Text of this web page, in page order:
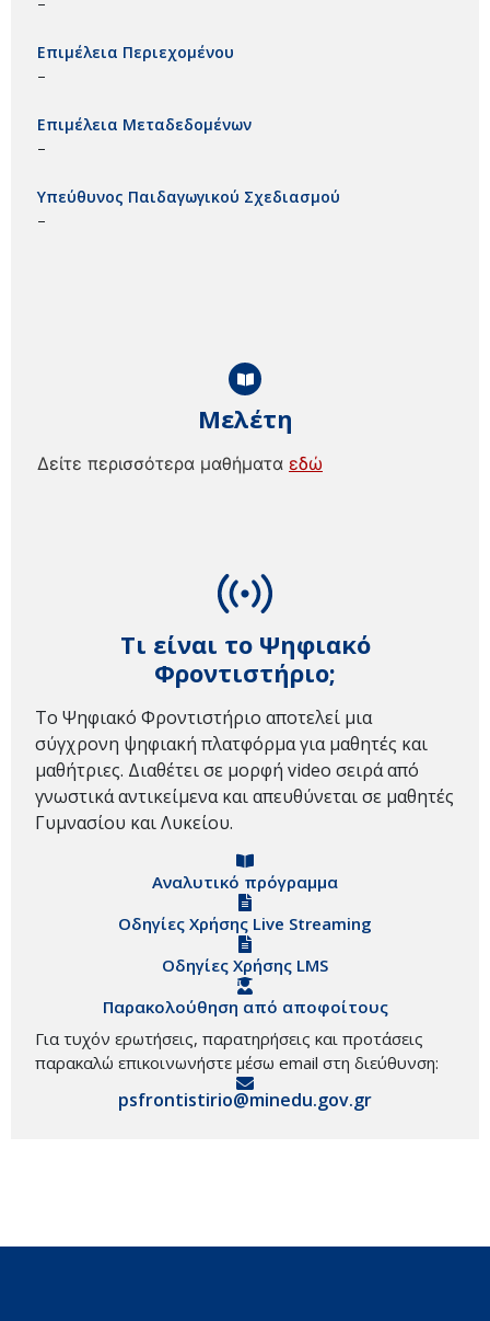
Τι είναι το Ψηφιακό
Φροντιστήριο;
Το Ψηφιακό Φροντιστήριο αποτελεί μια
σύγχρονη ψηφιακή πλατφόρμα για μαθητές και
μαθήτριες. Διαθέτει σε μορφή video σειρά από
γνωστικά αντικείμενα και απευθύνεται σε μαθητές
Γυμνασίου και Λυκείου.
Αναλυτικό πρόγραμμα
Οδηγίες Χρήσης Live Streaming
Οδηγίες Χρήσης LMS
Παρακολούθηση από αποφοίτους
Για τυχόν ερωτήσεις, παρατηρήσεις και προτάσεις
παρακαλώ επικοινωνήστε μέσω email στη διεύθυνση:
psfrontistirio@minedu.gov.gr
Μελέτη
Δείτε περισσότερα μαθήματα εδώ
Επιμέλεια Περιεχομένου
–
Επιμέλεια Μεταδεδομένων
–
Υπεύθυνος Παιδαγωγικού Σχεδιασμού
–